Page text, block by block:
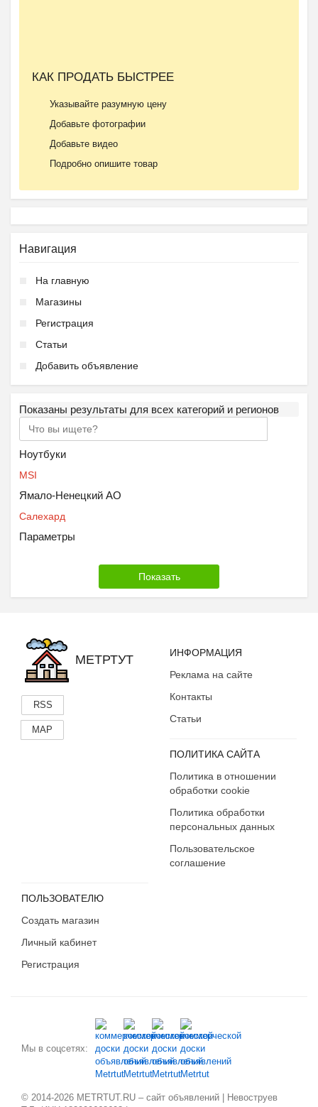
КАК ПРОДАТЬ БЫСТРЕЕ
Указывайте разумную цену
Добавьте фотографии
Добавьте видео
Подробно опишите товар
Навигация
На главную
Магазины
Регистрация
Статьи
Добавить объявление
Показаны результаты для всех категорий и регионов
Ноутбуки
MSI
Ямало-Ненецкий АО
Салехард
Параметры
МЕТРТУТ
RSS
MAP
ИНФОРМАЦИЯ
Реклама на сайте
Контакты
Статьи
ПОЛИТИКА САЙТА
Политика в отношении
обработки cookie
Политика обработки
персональных данных
Пользовательское
соглашение
ПОЛЬЗОВАТЕЛЮ
Создать магазин
Личный кабинет
Регистрация
Мы в соцсетях:
© 2014-2026 METRTUT.RU – сайт объявлений | Невоструев